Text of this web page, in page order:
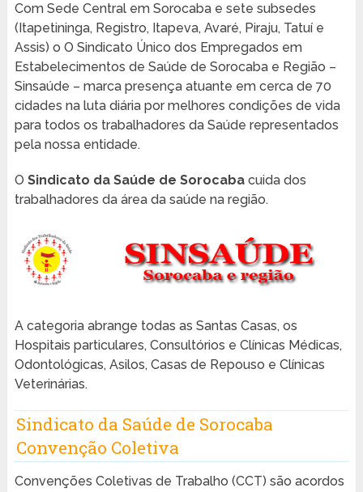
Com Sede Central em Sorocaba e sete subsedes
(Itapetininga, Registro, Itapeva, Avaré, Piraju, Tatuí e
Assis) o O Sindicato Único dos Empregados em
Estabelecimentos de Saúde de Sorocaba e Região –
Sinsaúde – marca presença atuante em cerca de 70
cidades na luta diária por melhores condições de vida
para todos os trabalhadores da Saúde representados
pela nossa entidade.
O Sindicato da Saúde de Sorocabacuida dos
trabalhadores da área da saúde na região.
A categoria abrange todas as Santas Casas, os
Hospitais particulares, Consultórios e Clínicas Médicas,
Odontológicas, Asilos, Casas de Repouso e Clínicas
Veterinárias.
Sindicato da Saúde de Sorocaba
Convenção Coletiva
Convenções Coletivas de Trabalho (CCT) são acordos